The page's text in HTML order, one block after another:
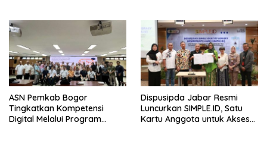
ASN Pemkab Bogor
Tingkatkan Kompetensi
Digital Melalui Program
Dispusipda Jabar Resmi
Luncurkan SIMPLE.ID, Satu
Kartu Anggota untuk Akses